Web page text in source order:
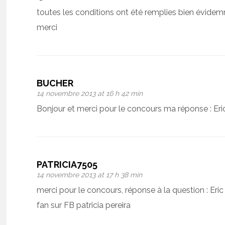
toutes les conditions ont été remplies bien
merci
BUCHER
14 novembre 2013 at 16 h 42 min
Bonjour et merci pour le concours ma réponse :
PATRICIA7505
14 novembre 2013 at 17 h 38 min
merci pour le concours, réponse à la question :
fan sur FB patricia pereira